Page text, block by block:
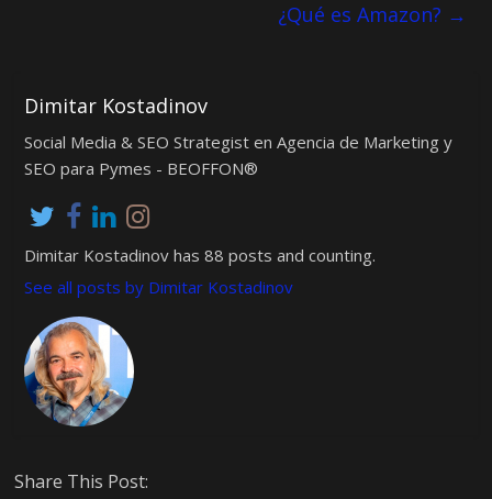
¿Qué es Amazon? →
Dimitar Kostadinov
Social Media & SEO Strategist en Agencia de Marketing y
SEO para Pymes - BEOFFON®
Dimitar Kostadinov has 88 posts and counting.
See all posts by Dimitar Kostadinov
Share This Post: